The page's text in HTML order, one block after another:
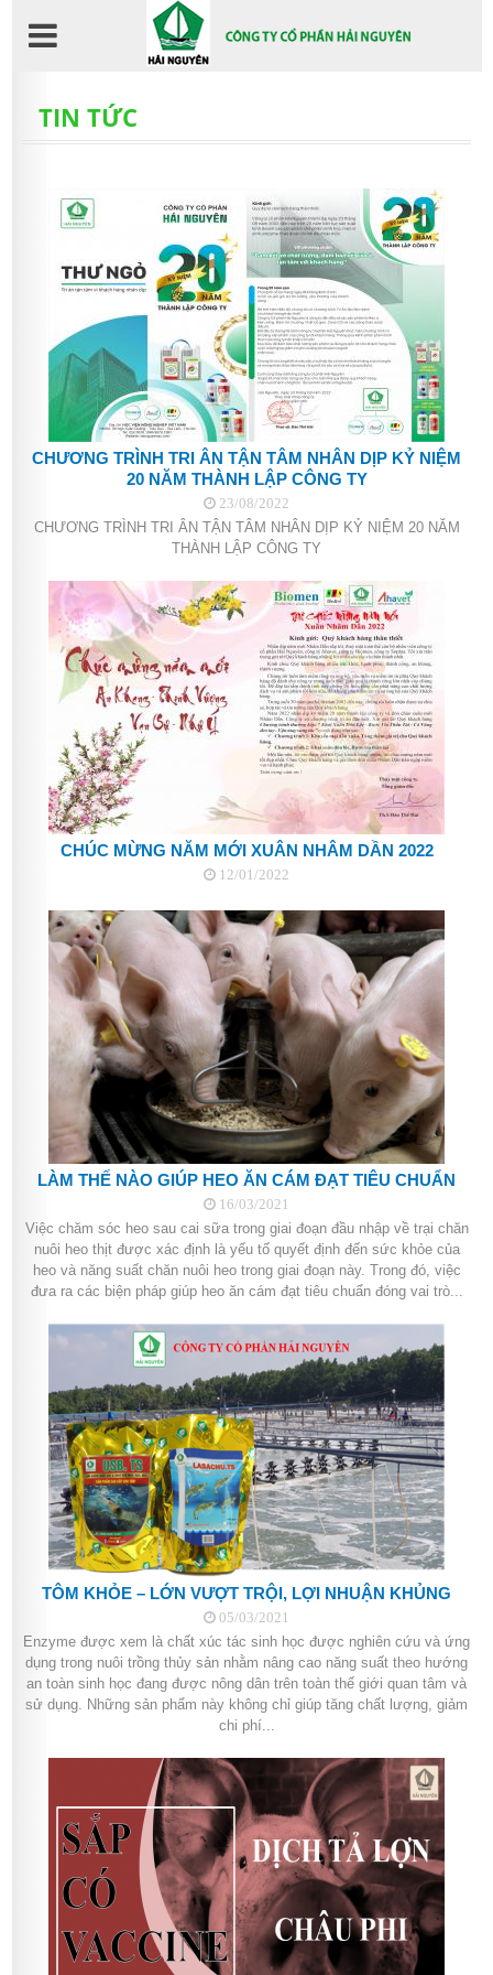
Nhảy
đến
nội
TIN TỨC
CHƯƠNG TRÌNH TRI ÂN TẬN TÂM NHÂN DỊP KỶ NIỆM
20 NĂM THÀNH LẬP CÔNG TY
23/08/2022
CHƯƠNG TRÌNH TRI ÂN TẬN TÂM NHÂN DỊP KỶ NIỆM 20 NĂM
THÀNH LẬP CÔNG TY
CHÚC MỪNG NĂM MỚI XUÂN NHÂM DẦN 2022
12/01/2022
LÀM THẾ NÀO GIÚP HEO ĂN CÁM ĐẠT TIÊU CHUẨN
16/03/2021
Việc chăm sóc heo sau cai sữa trong giai đoạn đầu nhập về trại chăn
nuôi heo thịt được xác định là yếu tố quyết định đến sức khỏe của
heo và năng suất chăn nuôi heo trong giai đoạn này. Trong đó, việc
đưa ra các biện pháp giúp heo ăn cám đạt tiêu chuẩn đóng vai trò...
TÔM KHỎE – LỚN VƯỢT TRỘI, LỢI NHUẬN KHỦNG
05/03/2021
Enzyme được xem là chất xúc tác sinh học được nghiên cứu và ứng
dụng trong nuôi trồng thủy sản nhằm nâng cao năng suất theo hướng
an toàn sinh học đang được nông dân trên toàn thế giới quan tâm và
sử dụng. Những sản phẩm này không chỉ giúp tăng chất lượng, giảm
chi phí...